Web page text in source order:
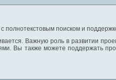
полнотекстовым поиском и
Важную роль в развитии
Вы также можете поддержать